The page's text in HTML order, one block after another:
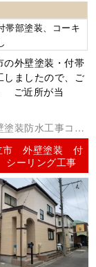
帯部塗装、コーキ
の外壁塗装・付帯
しましたので、ご
ご近所が当
塗装防水工事コー
リング）
市 外壁塗装 付
ーリング工事